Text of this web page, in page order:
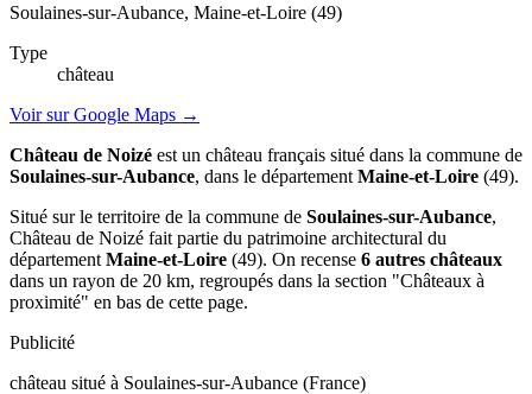
Soulaines-sur-Aubance, Maine-et-Loire (49)
Type
château
Voir sur Google Maps →
Château de Noizé est un château français situé dans la commune de
Soulaines-sur-Aubance, dans le département Maine-et-Loire (49).
Situé sur le territoire de la commune de Soulaines-sur-Aubance,
Château de Noizé fait partie du patrimoine architectural du
département Maine-et-Loire (49). On recense 6 autres châteaux
dans un rayon de 20 km, regroupés dans la section "Châteaux à
proximité" en bas de cette page.
Publicité
château situé à Soulaines-sur-Aubance (France)